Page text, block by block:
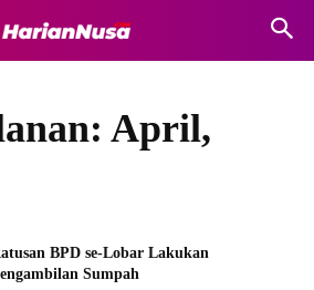
April,
BPD se-Lobar Lakukan
Sumpah